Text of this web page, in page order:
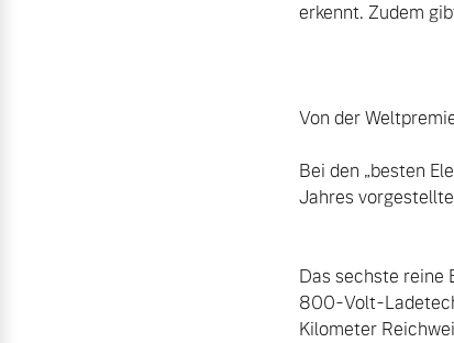
erkennt. Zudem
Von der
Bei den „besten
Jahres
Das sechste reine
800-Volt-
Kilometer